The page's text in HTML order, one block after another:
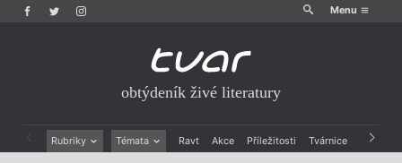
Menu
obtýdeník živé literatury
Rubriky Témata Ravt Akce Příležitosti Tvárnice Archiv